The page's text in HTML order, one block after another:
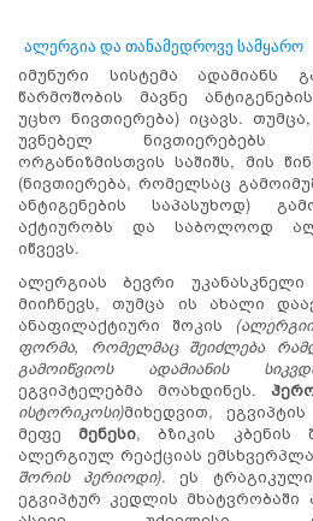
ალერგია და თანამედროვე სამყარო
იმუნური სისტემა ადამიანს
წარმოშობის მავნე
უცხო ნივთიერება) იცავს.
უვნებელ ნივთიერებებს
ორგანიზმისთვის საშიშს, მის
(ნივთიერება, რომელსაც
ანტიგენების საპასუხოდ)
აქტიურობს და საბოლოოდ
იწვევს.
ალერგიას ბევრი
მიიჩნევს, თუმცა ის ახალი
ანაფილაქტიური შოკის
ფორმა, რომელმაც შეიძლება
გამოიწვიოს ადამიანის
ეგვიპტელებმა მოახდინეს.
ისტორიკოსი)მიხედვით,
მეფემენესი, ბზიკის კბენის
ალერგიულ რეაქციას ემსხვერპლა
შორის პერიოდი). ეს ტრაგიკული
ეგვიპტურ კედლის მხატვრობაში